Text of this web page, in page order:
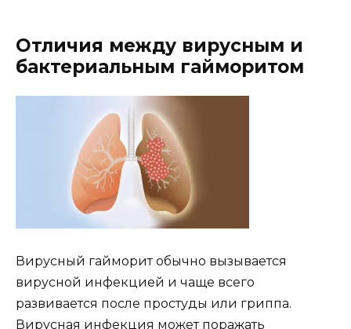
Отличия между вирусным и
бактериальным гайморитом
Вирусный гайморит обычно вызывается
вирусной инфекцией и чаще всего
развивается после простуды или гриппа.
Вирусная инфекция может поражать